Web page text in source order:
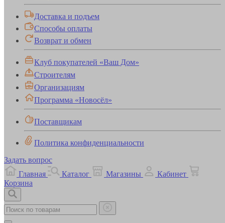
Доставка и подъем
Способы оплаты
Возврат и обмен
Клуб покупателей «Ваш Дом»
Строителям
Организациям
Программа «Новосёл»
Поставщикам
Политика конфиденциальности
Задать вопрос
Главная
Каталог Магазины
Кабинет
Корзина